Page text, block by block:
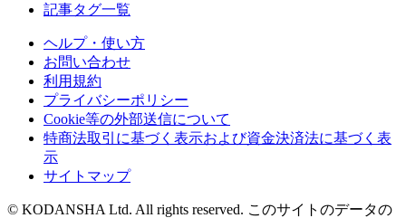
記事タグ一覧
ヘルプ・使い方
お問い合わせ
利用規約
プライバシーポリシー
Cookie等の外部送信について
特商法取引に基づく表示および資金決済法に基づく表
示
サイトマップ
© KODANSHA Ltd. All rights reserved. このサイトのデータの